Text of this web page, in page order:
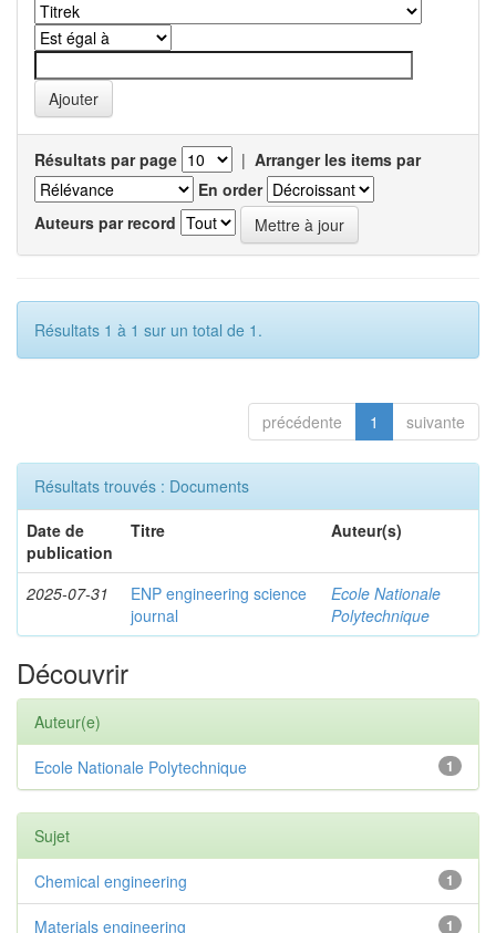
Résultats par page | Arranger les items par
En order
Auteurs par record
Résultats 1 à 1 sur un total de 1.
précédente 1 suivante
Résultats trouvés : Documents
Date de
publication
Titre Auteur(s)
2025-07-31
ENP engineering science
journal
Ecole Nationale
Polytechnique
Découvrir
Auteur(e)
1
Ecole Nationale Polytechnique
Sujet
1
Chemical engineering
1
Materials engineering